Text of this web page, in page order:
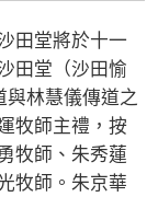
田堂將於十一
田堂（沙田愉
與林慧儀傳道之
牧師主禮，按
牧師、朱秀蓮
牧師。朱京華